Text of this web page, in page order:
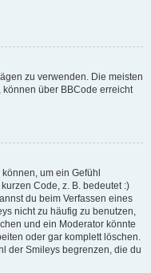
zu verwenden. Die meisten
über BBCode erreicht
um ein Gefühl
Code, z. B. bedeutet :)
du beim Verfassen eines
nicht zu häufig zu benutzen,
und ein Moderator könnte
oder gar komplett löschen.
der Smileys begrenzen, die du